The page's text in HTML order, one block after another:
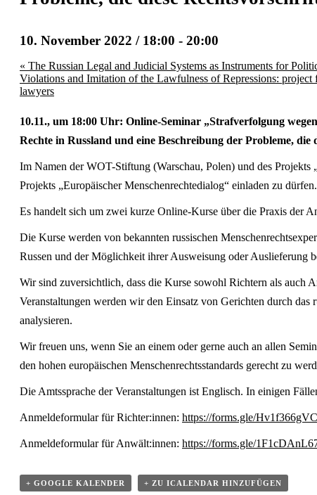
10. November 2022 / 18:00 - 20:00
« The Russian Legal and Judicial Systems as Instruments for
Violations and Imitation of the Lawfulness of Repressions: project
lawyers
10.11., um 18:00 Uhr: Online-Seminar „Strafverfolgung
Rechte in Russland und eine Beschreibung der Probleme,
Im Namen der WOT-Stiftung (Warschau, Polen) und des
Projekts „Europäischer Menschenrechtedialog“ einladen zu dürfen.
Es handelt sich um zwei kurze Online-Kurse über die Praxis der
Die Kurse werden von bekannten russischen
Russen und der Möglichkeit ihrer Ausweisung oder Auslieferung
Wir sind zuversichtlich, dass die Kurse sowohl Richtern als auch
Veranstaltungen werden wir den Einsatz von Gerichten durch
analysieren.
Wir freuen uns, wenn Sie an einem oder gerne auch an allen
den hohen europäischen Menschenrechtsstandards gerecht zu
Die Amtssprache der Veranstaltungen ist Englisch. In einigen
Anmeldeformular für Richter:innen: https://forms.gle/
Anmeldeformular für Anwält:innen: https://forms.gle/
+ GOOGLE KALENDER + ZU ICALENDAR HINZUFÜGEN